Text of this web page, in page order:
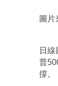
圖
日
普
撐。